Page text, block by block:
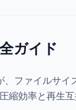
ガイド
ファイルサ
効率と再生互